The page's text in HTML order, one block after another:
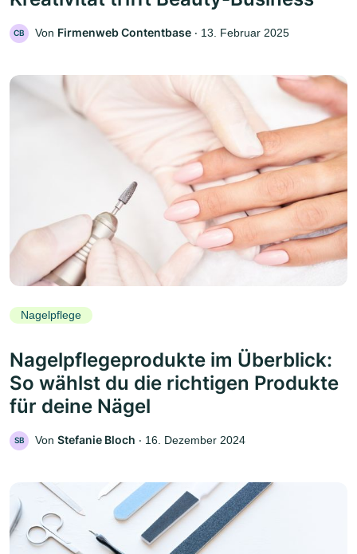
CB Von Firmenweb Contentbase ‧ 13. Februar 2025
Nagelpflege
Nagelpflegeprodukte im Überblick:
So wählst du die richtigen Produkte
für deine Nägel
SB Von Stefanie Bloch ‧ 16. Dezember 2024